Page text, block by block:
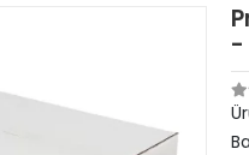
-